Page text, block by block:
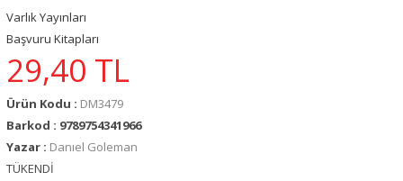
Varlık Yayınları
Başvuru Kitapları
29,40 TL
Ürün Kodu : DM3479
Barkod : 9789754341966
Yazar : Danıel Goleman
TÜKENDİ